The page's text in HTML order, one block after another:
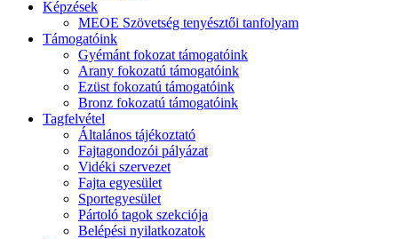
Képzések
MEOE Szövetség tenyésztői tanfolyam
Támogatóink
Gyémánt fokozat támogatóink
Arany fokozatú támogatóink
Ezüst fokozatú támogatóink
Bronz fokozatú támogatóink
Tagfelvétel
Általános tájékoztató
Fajtagondozói pályázat
Vidéki szervezet
Fajta egyesület
Sportegyesület
Pártoló tagok szekciója
Belépési nyilatkozatok